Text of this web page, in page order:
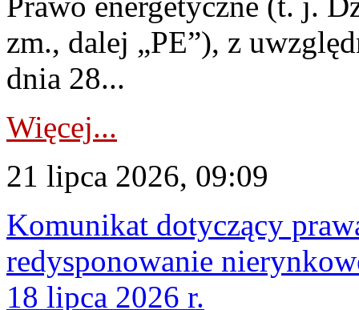
zm., dalej „PE”), z
dnia 28...
Więcej...
21 lipca 2026, 09:09
Komunikat dotyczący
redysponowanie
18 lipca 2026 r.